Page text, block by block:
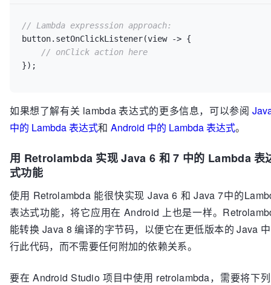
// Lambda expresssion approach:
button.setOnClickListener(view -> {
// onClick action here
});
如果想了解有关 lambda 表达式的更多信息，可以参阅
中的 Lambda 表达式和 Android 中的 Lambda 表达式。
用 Retrolambda 实现 Java 6 和 7 中的 Lambda 表
式功能
使用 Retrolambda 能很快实现 Java 6 和 Java 7中的
表达式功能，将它应用在 Android 上也是一样。
能转换 Java 8 编译的字节码，以便它在更低版本的 Java
行此代码，而不需要任何附加的依赖关系。
要在 Android Studio 项目中使用 retrolambda，需要将下